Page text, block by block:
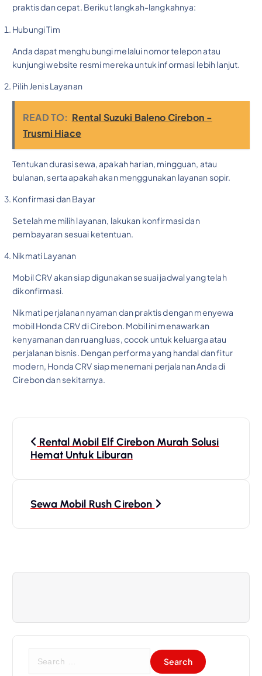
praktis dan cepat. Berikut langkah-langkahnya:
Hubungi Tim
Anda dapat menghubungi melalui nomor telepon atau
kunjungi website resmi mereka untuk informasi lebih lanjut.
Pilih Jenis Layanan
READ TO: Rental Suzuki Baleno Cirebon -
Trusmi Hiace
Tentukan durasi sewa, apakah harian, mingguan, atau
bulanan, serta apakah akan menggunakan layanan sopir.
Konfirmasi dan Bayar
Setelah memilih layanan, lakukan konfirmasi dan
pembayaran sesuai ketentuan.
Nikmati Layanan
Mobil CRV akan siap digunakan sesuai jadwal yang telah
dikonfirmasi.
Nikmati perjalanan nyaman dan praktis dengan menyewa
mobil Honda CRV di Cirebon. Mobil ini menawarkan
kenyamanan dan ruang luas, cocok untuk keluarga atau
perjalanan bisnis. Dengan performa yang handal dan fitur
modern, Honda CRV siap menemani perjalanan Anda di
Cirebon dan sekitarnya.
g
i
Rental Mobil Elf Cirebon Murah Solusi
Hemat Untuk Liburan
Sewa Mobil Rush Cirebon